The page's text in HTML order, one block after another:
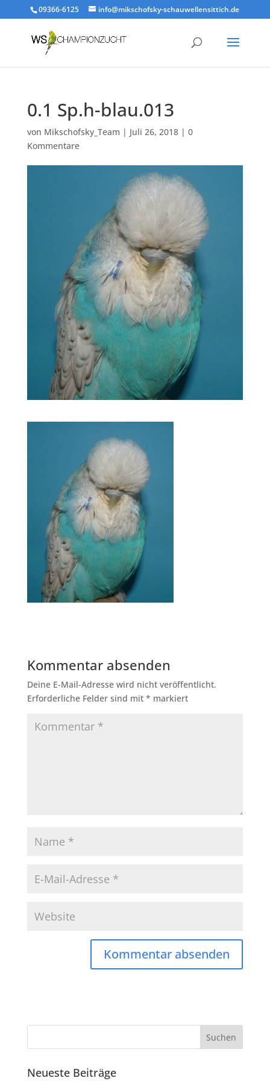
09366-6125 info@mikschofsky-schauwellensittich.de
0.1 Sp.h-blau.013
von Mikschofsky_Team | Juli 26, 2018| 0
Kommentare
Kommentar absenden
Deine E-Mail-Adresse wird nicht veröffentlicht.
Erforderliche Felder sind mit * markiert
Neueste Beiträge